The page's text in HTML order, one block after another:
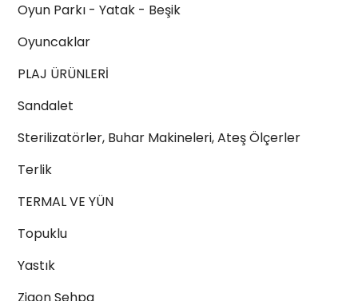
Oyun Parkı - Yatak - Beşik
Oyuncaklar
PLAJ ÜRÜNLERİ
Sandalet
Sterilizatörler, Buhar Makineleri, Ateş Ölçerler
Terlik
TERMAL VE YÜN
Topuklu
Yastık